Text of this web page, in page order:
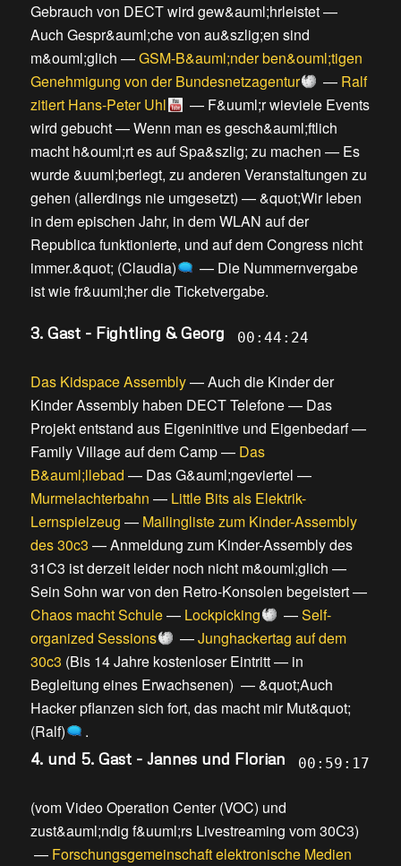
Gebrauch von DECT wird gew&auml;hrleistet—
Auch Gespr&auml;che von au&szlig;en sind
m&ouml;glich —GSM-B&auml;nder ben&ouml;tigen
Genehmigung von der Bundesnetzagentur
— Ralf
zitiert Hans-Peter Uhl
— F&uuml;r wieviele Events
wird gebucht—Wenn man es gesch&auml;ftlich
macht h&ouml;rt es auf Spa&szlig; zu machen — Es
wurde &uuml;berlegt, zu anderen Veranstaltungen zu
gehen (allerdings nie umgesetzt) —&quot;Wir leben
in dem epischen Jahr, in dem WLAN auf der
Republica funktionierte, und auf dem Congress nicht
immer.&quot; (Claudia)
— Die Nummernvergabe
ist wie fr&uuml;her die Ticketvergabe.
3. Gast - Fightling & Georg 00:44:24
Das Kidspace Assembly—Auch die Kinder der
Kinder Assembly haben DECT Telefone— Das
Projekt entstand aus Eigeninitive und Eigenbedarf—
Family Village auf dem Camp— Das
B&auml;llebad — Das G&auml;ngeviertel —
Murmelachterbahn — Little Bits als Elektrik-
Lernspielzeug — Mailingliste zum Kinder-Assembly
des 30c3 —Anmeldung zum Kinder-Assembly des
31C3 ist derzeit leider noch nicht m&ouml;glich —
Sein Sohn war von den Retro-Konsolen begeistert—
Chaos macht Schule— Lockpicking —Self-
organized Sessions
—Junghackertag auf dem
30c3 (Bis 14 Jahre kostenloser Eintritt— in
Begleitung eines Erwachsenen) —&quot;Auch
Hacker pflanzen sich fort, das macht mir Mut&quot;
(Ralf)
.
4. und 5. Gast - Jannes und Florian 00:59:17
(vom Video Operation Center (VOC) und
zust&auml;ndig f&uuml;rs Livestreaming vom 30C3)
— Forschungsgemeinschaft elektronische Medien